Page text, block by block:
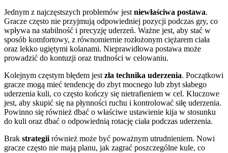
Jednym z najczęstszych problemów jest niewłaściwa postawa.
Gracze często nie przyjmują odpowiedniej pozycji podczas gry, co
wpływa na stabilność i precyzję uderzeń. Ważne jest, aby stać w
sposób komfortowy, z równomiernie rozłożonym ciężarem ciała
oraz lekko ugiętymi kolanami. Nieprawidłowa postawa może
prowadzić do kontuzji oraz trudności w celowaniu.
Kolejnym częstym błędem jest zła technika uderzenia. Początkowi
gracze mogą mieć tendencję do zbyt mocnego lub zbyt słabego
uderzenia kuli, co często kończy się nietrafieniem w cel. Kluczowe
jest, aby skupić się na płynności ruchu i kontrolować siłę uderzenia.
Powinno się również dbać o właściwe ustawienie kija w stosunku
do kuli oraz dbać o odpowiednią rotację ciała podczas uderzenia.
Brak strategii również może być poważnym utrudnieniem. Nowi
gracze często nie mają planu, jak zagrać poszczególne kule, co